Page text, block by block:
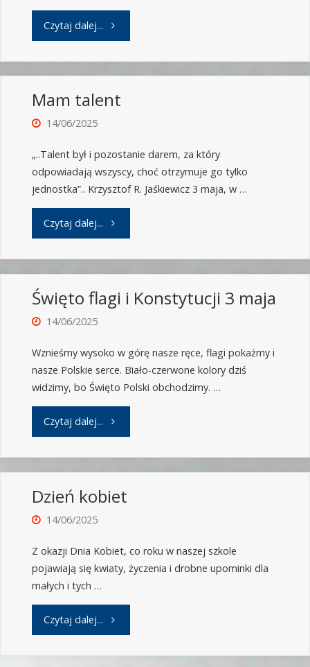
Czytaj dalej...
Mam talent
14/06/2025
„..Talent był i pozostanie darem, za który
odpowiadają wszyscy, choć otrzymuje go tylko
jednostka”.. Krzysztof R. Jaśkiewicz 3 maja, w …
Czytaj dalej...
Święto flagi i Konstytucji 3 maja
14/06/2025
Wznieśmy wysoko w górę nasze ręce, flagi pokażmy i
nasze Polskie serce. Biało-czerwone kolory dziś
widzimy, bo Święto Polski obchodzimy. …
Czytaj dalej...
Dzień kobiet
14/06/2025
Z okazji Dnia Kobiet, co roku w naszej szkole
pojawiają się kwiaty, życzenia i drobne upominki dla
małych i tych …
Czytaj dalej...